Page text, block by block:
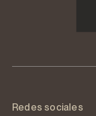
Redes sociales